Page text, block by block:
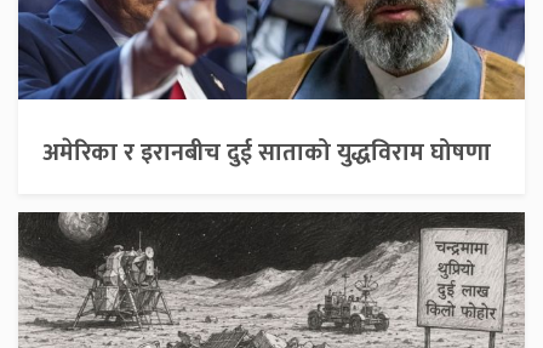
अमेरिका र इरानबीच दुई साताको युद्धविराम घोषणा